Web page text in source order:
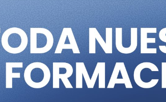
Número 6